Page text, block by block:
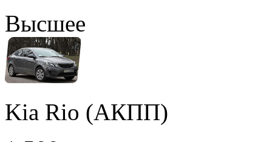
Высшее
Kia Rio (АКПП)